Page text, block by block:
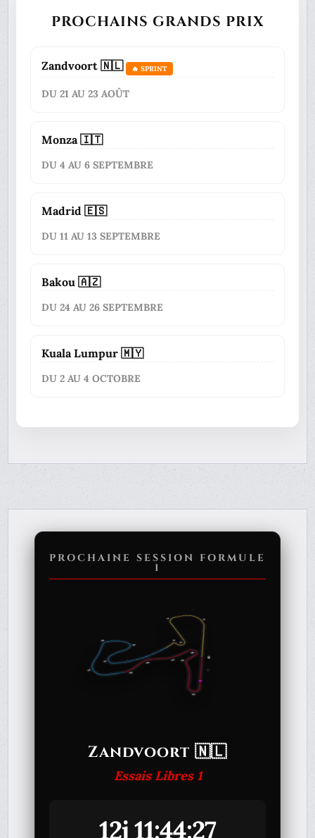
PROCHAINS GRANDS PRIX
Zandvoort 🇳🇱 🔥 SPRINT
DU 21 AU 23 AOÛT
Monza 🇮🇹
DU 4 AU 6 SEPTEMBRE
Madrid 🇪🇸
DU 11 AU 13 SEPTEMBRE
Bakou 🇦🇿
DU 24 AU 26 SEPTEMBRE
Kuala Lumpur 🇲🇾
DU 2 AU 4 OCTOBRE
PROCHAINE SESSION FORMULE
1
Zandvoort 🇳🇱
Essais Libres 1
12j 11:44:27